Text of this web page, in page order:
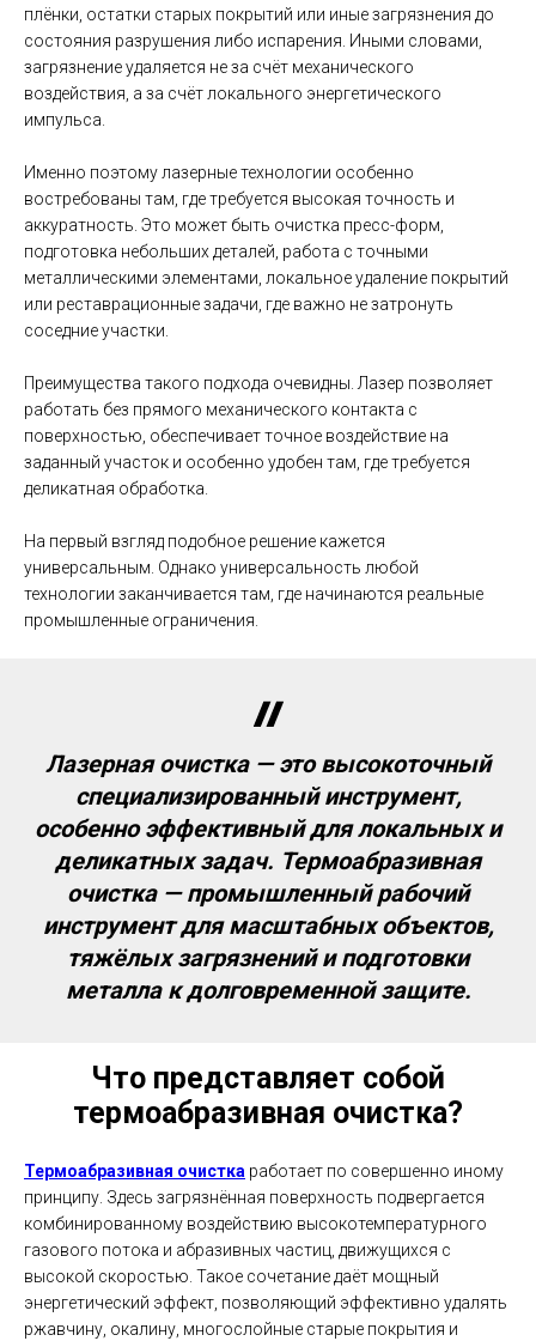
плёнки, остатки старых покрытий или иные загрязнения до
состояния разрушения либо испарения. Иными словами,
загрязнение удаляется не за счёт механического
воздействия, а за счёт локального энергетического
импульса.
Именно поэтому лазерные технологии особенно
востребованы там, где требуется высокая точность и
аккуратность. Это может быть очистка пресс-форм,
подготовка небольших деталей, работа с точными
металлическими элементами, локальное удаление покрытий
или реставрационные задачи, где важно не затронуть
соседние участки.
Преимущества такого подхода очевидны. Лазер позволяет
работать без прямого механического контакта с
поверхностью, обеспечивает точное воздействие на
заданный участок и особенно удобен там, где требуется
деликатная обработка.
На первый взгляд подобное решение кажется
универсальным. Однако универсальность любой
технологии заканчивается там, где начинаются реальные
промышленные ограничения.
Лазерная очистка — это высокоточный
специализированный инструмент,
особенно эффективный для локальных и
деликатных задач. Термоабразивная
очистка — промышленный рабочий
инструмент для масштабных объектов,
тяжёлых загрязнений и подготовки
металла к долговременной защите.
Что представляет собой
термоабразивная очистка?
Термоабразивная очистка работает по совершенно иному
принципу. Здесь загрязнённая поверхность подвергается
комбинированному воздействию высокотемпературного
газового потока и абразивных частиц, движущихся с
высокой скоростью. Такое сочетание даёт мощный
энергетический эффект, позволяющий эффективно удалять
ржавчину, окалину, многослойные старые покрытия и